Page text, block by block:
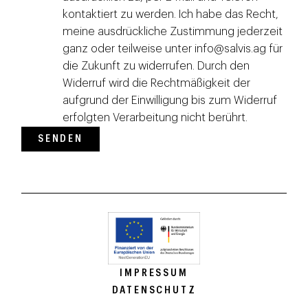
kontaktiert zu werden. Ich habe das Recht,
meine ausdrückliche Zustimmung jederzeit
ganz oder teilweise unter info@salvis.ag für
die Zukunft zu widerrufen. Durch den
Widerruf wird die Rechtmäßigkeit der
aufgrund der Einwilligung bis zum Widerruf
erfolgten Verarbeitung nicht berührt.
SENDEN
IMPRESSUM
DATENSCHUTZ